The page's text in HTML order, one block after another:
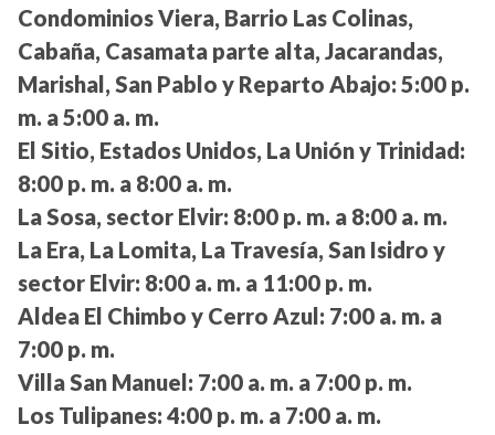
Condominios Viera, Barrio Las Colinas,
Cabaña, Casamata parte alta, Jacarandas,
Marishal, San Pablo y Reparto Abajo: 5:00 p.
m. a 5:00 a. m.
El Sitio, Estados Unidos, La Unión y Trinidad:
8:00 p. m. a 8:00 a. m.
La Sosa, sector Elvir: 8:00 p. m. a 8:00 a. m.
La Era, La Lomita, La Travesía, San Isidro y
sector Elvir: 8:00 a. m. a 11:00 p. m.
Aldea El Chimbo y Cerro Azul: 7:00 a. m. a
7:00 p. m.
Villa San Manuel: 7:00 a. m. a 7:00 p. m.
Los Tulipanes: 4:00 p. m. a 7:00 a. m.